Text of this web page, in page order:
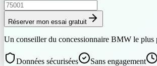
Réserver mon essai gratuit
Un conseiller du concessionnaire BMW le plus
Données sécurisées Sans engagement